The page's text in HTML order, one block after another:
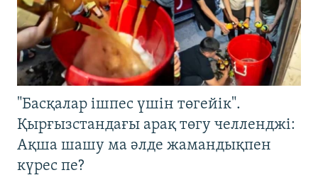
"Басқалар ішпес үшін төгейік".
Қырғызстандағы арақ төгу челленджі:
Ақша шашу ма әлде жамандықпен
күрес пе?